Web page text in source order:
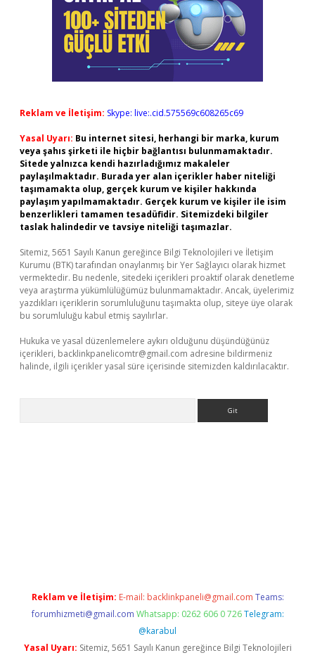
Reklam ve İletişim: Skype: live:.cid.575569c608265c69
Yasal Uyarı: Bu internet sitesi, herhangi bir marka, kurum
veya şahıs şirketi ile hiçbir bağlantısı bulunmamaktadır.
Sitede yalnızca kendi hazırladığımız makaleler
paylaşılmaktadır. Burada yer alan içerikler haber niteliği
taşımamakta olup, gerçek kurum ve kişiler hakkında
paylaşım yapılmamaktadır. Gerçek kurum ve kişiler ile isim
benzerlikleri tamamen tesadüfidir. Sitemizdeki bilgiler
taslak halindedir ve tavsiye niteliği taşımazlar.
Sitemiz, 5651 Sayılı Kanun gereğince Bilgi Teknolojileri ve İletişim
Kurumu (BTK) tarafından onaylanmış bir Yer Sağlayıcı olarak hizmet
vermektedir. Bu nedenle, sitedeki içerikleri proaktif olarak denetleme
veya araştırma yükümlülüğümüz bulunmamaktadır. Ancak, üyelerimiz
yazdıkları içeriklerin sorumluluğunu taşımakta olup, siteye üye olarak
bu sorumluluğu kabul etmiş sayılırlar.
Hukuka ve yasal düzenlemelere aykırı olduğunu düşündüğünüz
içerikleri, backlinkpanelicomtr@gmail.com adresine bildirmeniz
halinde, ilgili içerikler yasal süre içerisinde sitemizden kaldırılacaktır.
Reklam ve İletişim: E-mail: backlinkpaneli@gmail.com Teams:
forumhizmeti@gmail.com Whatsapp: 0262 606 0 726 Telegram:
@karabul
Yasal Uyarı: Sitemiz, 5651 Sayılı Kanun gereğince Bilgi Teknolojileri